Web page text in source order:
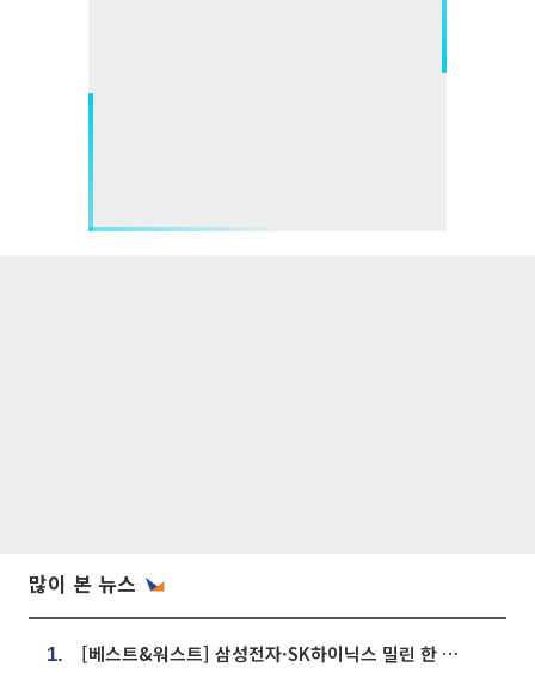
많이 본 뉴스
1. [베스트&워스트] 삼성전자·SK하이닉스 밀린 한 주…상상인증권은 85% 급등